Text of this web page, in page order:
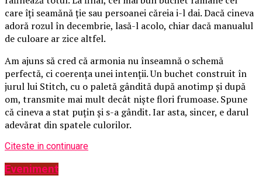
care îți seamănă ție sau persoanei căreia i-l dai. Dacă cineva
adoră rozul în decembrie, lasă-l acolo, chiar dacă manualul
de culoare ar zice altfel.
Am ajuns să cred că armonia nu înseamnă o schemă
perfectă, ci coerența unei intenții. Un buchet construit în
jurul lui Stitch, cu o paletă gândită după anotimp și după
om, transmite mai mult decât niște flori frumoase. Spune
că cineva a stat puțin și s-a gândit. Iar asta, sincer, e darul
adevărat din spatele culorilor.
Citeste in continuare
Eveniment